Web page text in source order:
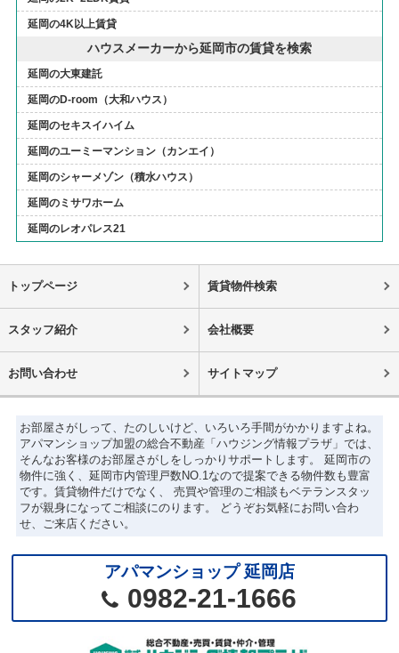
延岡の4K以上賃貸
ハウスメーカーから延岡市の賃貸を検索
延岡の大東建託
延岡のD-room（大和ハウス）
延岡のセキスイハイム
延岡のユーミーマンション（カンエイ）
延岡のシャーメゾン（積水ハウス）
延岡のミサワホーム
延岡のレオパレス21
トップページ 賃貸物件検索
スタッフ紹介 会社概要
お問い合わせ サイトマップ
お部屋さがしって、たのしいけど、いろいろ手間がかかりますよね。
アパマンショップ加盟の総合不動産「ハウジング情報プラザ」では、
そんなお客様のお部屋さがしをしっかりサポートします。 延岡市の
物件に強く、延岡市内管理戸数NO.1なので提案できる物件数も豊富
です。賃貸物件だけでなく、 売買や管理のご相談もベテランスタッ
フが親身になってご相談にのります。 どうぞお気軽にお問い合わ
せ、ご来店ください。
アパマンショップ 延岡店
0982-21-1666